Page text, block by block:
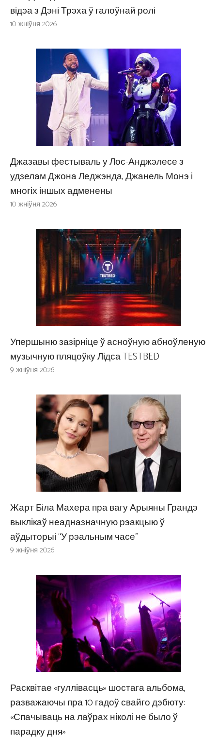
відэа з Дэні Трэха ў галоўнай ролі
10 жніўня 2026
Джазавы фестываль у Лос-Анджэлесе з
удзелам Джона Леджэнда, Джанель Монэ і
многіх іншых адменены
10 жніўня 2026
Упершыню зазірніце ў асноўную абноўленую
музычную пляцоўку Лідса TESTBED
9 жніўня 2026
Жарт Біла Махера пра вагу Арыяны Грандэ
выклікаў неадназначную рэакцыю ў
аўдыторыі “У рэальным часе”
9 жніўня 2026
Расквітае «гуллівасць» шостага альбома,
разважаючы пра 10 гадоў свайго дэбюту:
«Спачываць на лаўрах ніколі не было ў
парадку дня»